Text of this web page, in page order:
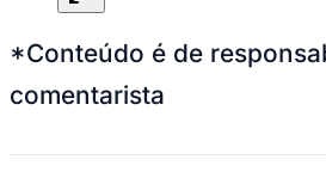
*Conteúdo é de
comentarista